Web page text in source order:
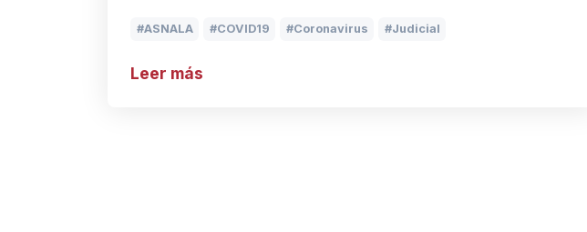
ASNALA COVID19 Coronavirus Judicial
Leer más